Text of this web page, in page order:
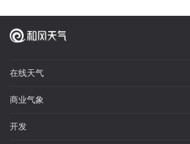
在线天气
商业气象
开发